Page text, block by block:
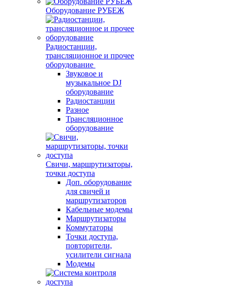
Оборудование РУБЕЖ
Радиостанции,
трансляционное и прочее
оборудование
Звуковое и
музыкальное DJ
оборудование
Радиостанции
Разное
Трансляционное
оборудование
Свичи, маршрутизаторы,
точки доступа
Доп. оборудование
для свичей и
маршрутизаторов
Кабельные модемы
Маршрутизаторы
Коммутаторы
Точки доступа,
повторители,
усилители сигнала
Модемы